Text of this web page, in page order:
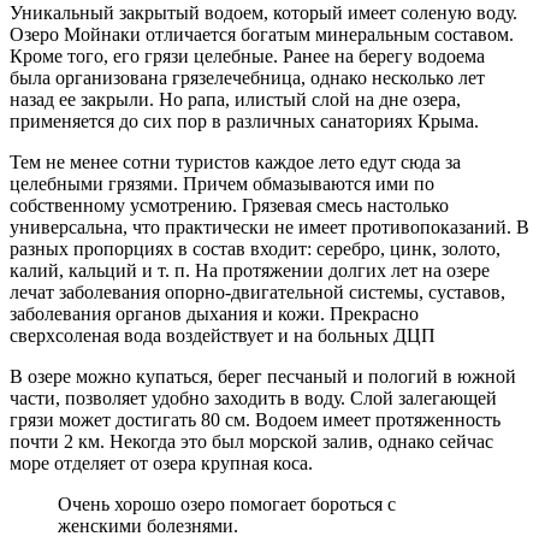
Уникальный закрытый водоем, который имеет соленую воду.
Озеро Мойнаки отличается богатым минеральным составом.
Кроме того, его грязи целебные. Ранее на берегу водоема
была организована грязелечебница, однако несколько лет
назад ее закрыли. Но рапа, илистый слой на дне озера,
применяется до сих пор в различных санаториях Крыма.
Тем не менее сотни туристов каждое лето едут сюда за
целебными грязями. Причем обмазываются ими по
собственному усмотрению. Грязевая смесь настолько
универсальна, что практически не имеет противопоказаний. В
разных пропорциях в состав входит: серебро, цинк, золото,
калий, кальций и т. п. На протяжении долгих лет на озере
лечат заболевания опорно-двигательной системы, суставов,
заболевания органов дыхания и кожи. Прекрасно
сверхсоленая вода воздействует и на больных ДЦП
В озере можно купаться, берег песчаный и пологий в южной
части, позволяет удобно заходить в воду. Слой залегающей
грязи может достигать 80 см. Водоем имеет протяженность
почти 2 км. Некогда это был морской залив, однако сейчас
море отделяет от озера крупная коса.
Очень хорошо озеро помогает бороться с
женскими болезнями.